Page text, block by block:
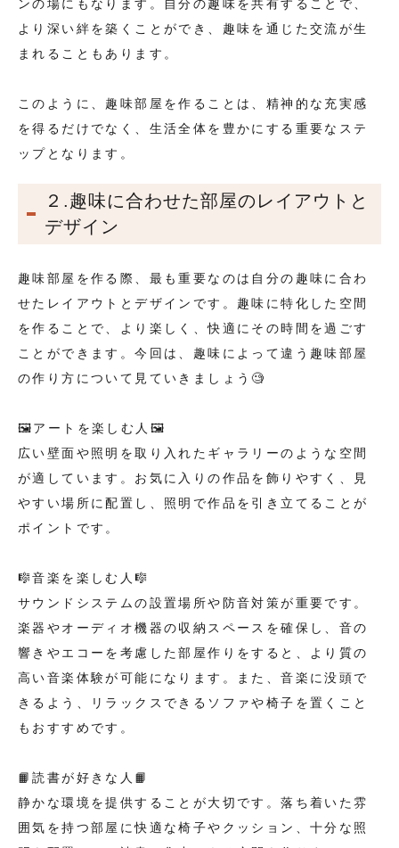
ンの場にもなります。自分の趣味を共有することで、
より深い絆を築くことができ、趣味を通じた交流が生
まれることもあります。
このように、趣味部屋を作ることは、精神的な充実感
を得るだけでなく、生活全体を豊かにする重要なステ
ップとなります。
２.趣味に合わせた部屋のレイアウトと
デザイン
趣味部屋を作る際、最も重要なのは自分の趣味に合わ
せたレイアウトとデザインです。趣味に特化した空間
を作ることで、より楽しく、快適にその時間を過ごす
ことができます。今回は、趣味によって違う趣味部屋
の作り方について見ていきましょう🧐
🖼️アートを楽しむ人🖼️
広い壁面や照明を取り入れたギャラリーのような空間
が適しています。お気に入りの作品を飾りやすく、見
やすい場所に配置し、照明で作品を引き立てることが
ポイントです。
🎼音楽を楽しむ人🎼
サウンドシステムの設置場所や防音対策が重要です。
楽器やオーディオ機器の収納スペースを確保し、音の
響きやエコーを考慮した部屋作りをすると、より質の
高い音楽体験が可能になります。また、音楽に没頭で
きるよう、リラックスできるソファや椅子を置くこと
もおすすめです。
📙読書が好きな人📙
静かな環境を提供することが大切です。落ち着いた雰
囲気を持つ部屋に快適な椅子やクッション、十分な照